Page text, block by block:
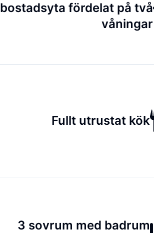
bostadsyta fördelat på två
våningar
Fullt utrustat kök
3 sovrum med badrum